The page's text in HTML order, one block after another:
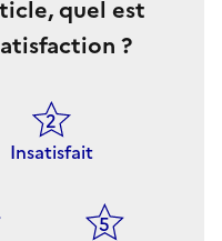
quel est
?
Insatisfait